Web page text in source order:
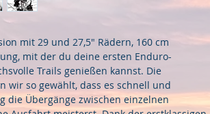
mit 29 und 27,5" Rädern, 160 cm
mit der du deine ersten Enduro-
Trails genießen kannst. Die
wir so gewählt, dass es schnell und
die Übergänge zwischen einzelnen